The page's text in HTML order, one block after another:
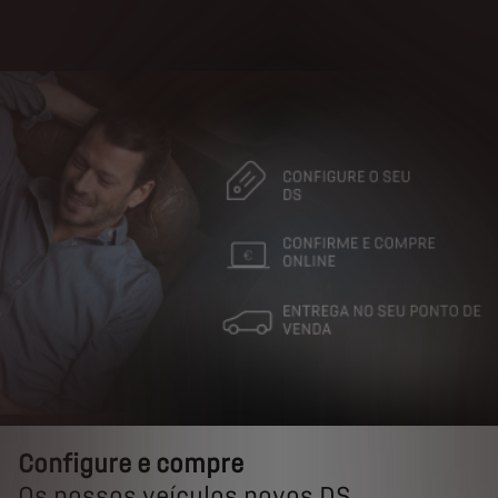
Configure e compre
Configure e compre